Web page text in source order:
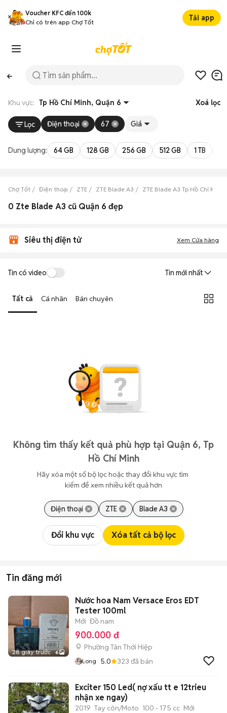
Voucher KFC đến 100k
Chỉ có trên app Chợ Tốt
Tải app
Khu vực: Tp Hồ Chí Minh, Quận 6 Xoá lọc
Lọc Điện thoại 67 Giá
Dung lượng: 64 GB 128 GB 256 GB 512 GB 1 TB
Chợ Tốt Điện thoại ZTE ZTE Blade A3 ZTE Blade A3 Tp Hồ Chí Minh
0 Zte Blade A3 cũ Quận 6 đẹp
Siêu thị điện tử Xem Cửa hàng
Tin có video Tin mới nhất
Tất cả Cá nhân Bán chuyên
Không tìm thấy kết quả phù hợp tại Quận 6, Tp
Hồ Chí Minh
Hãy xóa một số bộ lọc hoặc thay đổi khu vực tìm
kiếm để xem nhiều kết quả hơn
Điện thoại ZTE Blade A3
Đổi khu vực Xóa tất cả bộ lọc
Tin đăng mới
28 giây trước 6
Nước hoa Nam Versace Eros EDT
Tester 100ml
Mới Đồ nam
900.000 đ
Phường Tân Thới Hiệp
Long 5.0 323 đã bán
Exciter 150 Led( nợ xấu tt e 12trieu
nhận xe ngay)
2019 Tay côn/Moto 100 - 175 cc Mới